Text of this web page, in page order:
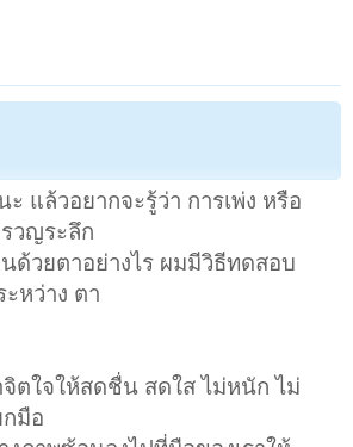
แล้วอยากจะรู้ว่า การเพ่ง หรือ
วญระลึก
ด้วยตาอย่างไร ผมมีวิธีทดสอบ
หว่าง ตา
ตใจให้สดชื่น สดใส ไม่หนัก ไม่
มือ